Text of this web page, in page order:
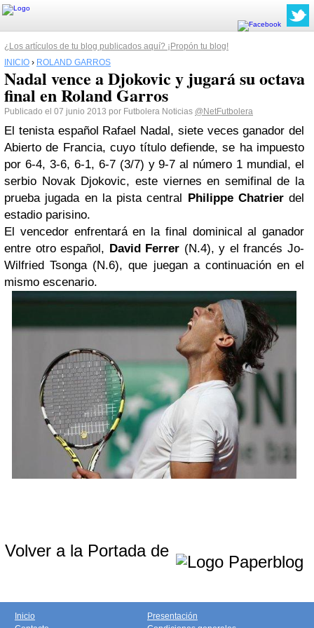
¿Los artículos de tu blog publicados aquí? ¡Propón tu blog!
INICIO › ROLAND GARROS
Nadal vence a Djokovic y jugará su octava
final en Roland Garros
Publicado el 07 junio 2013 por Futbolera Noticias @NetFutbolera
El tenista español Rafael Nadal, siete veces ganador del
Abierto de Francia, cuyo título defiende, se ha impuesto
por 6-4, 3-6, 6-1, 6-7 (3/7) y 9-7 al número 1 mundial, el
serbio Novak Djokovic, este viernes en semifinal de la
prueba jugada en la pista central Philippe Chatrierdel
estadio parisino.
El vencedor enfrentará en la final dominical al ganador
entre otro español, David Ferrer (N.4), y el francés Jo-
Wilfried Tsonga (N.6), que juegan a continuación en el
mismo escenario.
Volver a la Portada de
Inicio
Presentación